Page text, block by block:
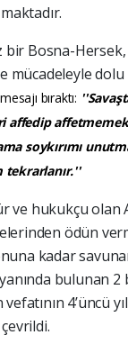
bir Bosna-
mücadeleyle
bıraktı:
affedip
soykırımı
tekrarlanır.''
ve hukukçu olan
ödün
kadar
bulunan
4’üncü